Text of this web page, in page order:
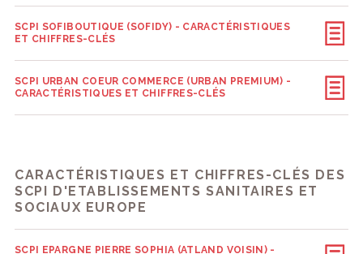
SCPI SOFIBOUTIQUE (SOFIDY) - CARACTÉRISTIQUES
ET CHIFFRES-CLÉS
SCPI URBAN COEUR COMMERCE (URBAN PREMIUM) -
CARACTÉRISTIQUES ET CHIFFRES-CLÉS
CARACTÉRISTIQUES ET CHIFFRES-CLÉS DES
SCPI D'ETABLISSEMENTS SANITAIRES ET
SOCIAUX EUROPE
SCPI EPARGNE PIERRE SOPHIA (ATLAND VOISIN) -